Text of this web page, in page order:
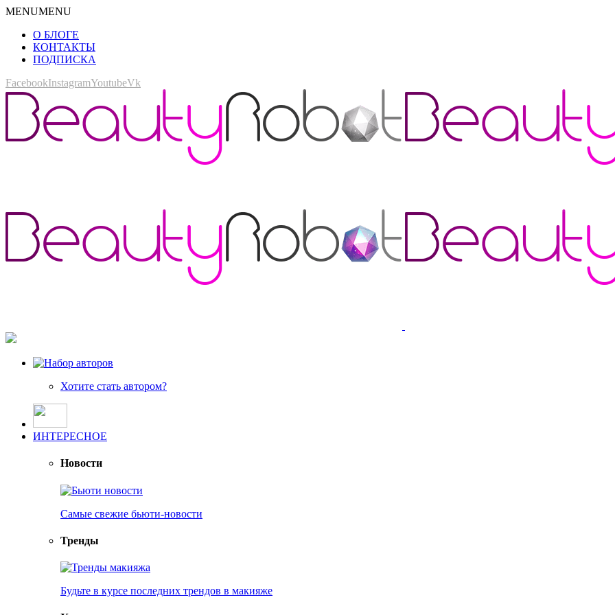
MENUMENU
О БЛОГЕ
КОНТАКТЫ
ПОДПИСКА
FacebookInstagramYoutubeVk
Хотите стать автором?
ИНТЕРЕСНОЕ
Новости
Самые свежие бьюти-новости
Тренды
Будьте в курсе последних трендов в макияже